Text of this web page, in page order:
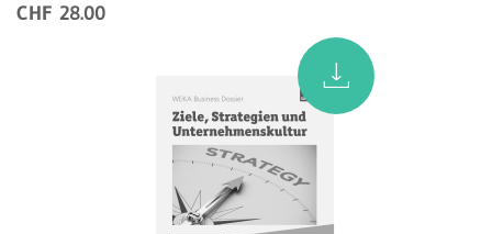
CHF 28.00